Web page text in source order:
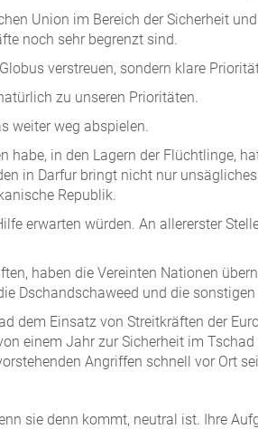
Union im Bereich der Sicherheit
noch sehr begrenzt sind.
verstreuen, sondern klare
zu unseren Prioritäten.
weiter weg abspielen.
in den Lagern der Flüchtlinge,
in Darfur bringt nicht nur
Republik.
erwarten würden. An allererster
haben die Vereinten Nationen
Dschandschaweed und die
dem Einsatz von Streitkräften der
einem Jahr zur Sicherheit im
Angriffen schnell vor Ort
sie denn kommt, neutral ist. Ihre